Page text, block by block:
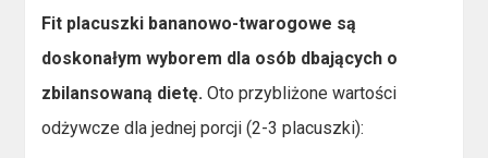
Fit placuszki bananowo-twarogowe są
doskonałym wyborem dla osób dbających o
zbilansowaną dietę. Oto przybliżone wartości
odżywcze dla jednej porcji (2-3 placuszki):